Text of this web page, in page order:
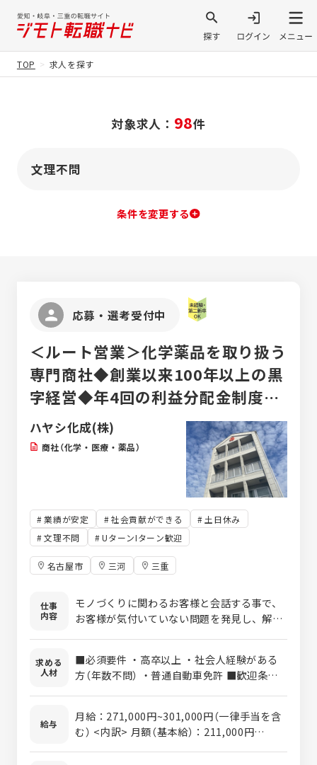
TOP 求人を探す
対象求人： 98件
文理不問
条件を変更する
応募・選考受付中
＜ルート営業＞化学薬品を取り扱う
専門商社◆創業以来100年以上の黒
字経営◆年4回の利益分配金制度で
仕事を評価してもらえるチャンスが
多い！
ハヤシ化成(株)
商社（化学・医療・薬品）
業績が安定 社会貢献ができる
土日休み
文理不問
UターンIターン歓迎
名古屋市 三河 三重
仕事
内容
モノづくりに関わるお客様と会話する事で、
お客様が気付いていない問題を発見し、解決
お客様への定期訪問を行い、商材や手法を提
案します。 ∟お客様に、コスト削減や工数
削減の提案などを行って頂きます。 ・専門的
な説明が必要な場合は、化学品のメーカー担
当者に同行してもらいます。 ∟お客様の問
題を解決する為、専門性の高い商品も取り扱
求める
人材
■必須要件 ・高卒以上 ・社会人経験がある
方（年数不問） ・普通自動車免許 ■歓迎条件
給与
月給：271,000円~301,000円（一律手当を含
む） <内訳> 月額（基本給）：211,000円